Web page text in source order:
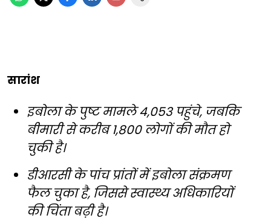
सारांश
इबोला के पुष्ट मामले 4,053 पहुंचे, जबकि
बीमारी से करीब 1,800 लोगों की मौत हो
चुकी है।
डीआरसी के पांच प्रांतों में इबोला संक्रमण
फैल चुका है, जिससे स्वास्थ्य अधिकारियों
की चिंता बढ़ी है।